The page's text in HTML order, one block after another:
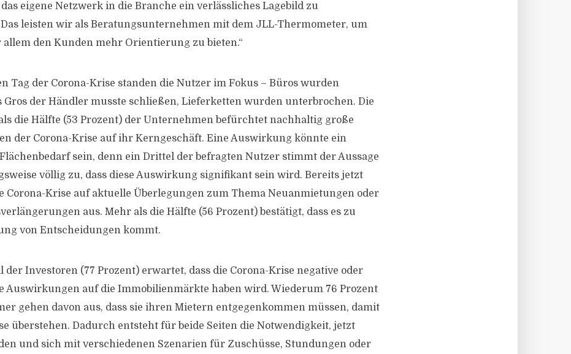
das eigene Netzwerk in die Branche ein verlässliches Lagebild zu
leisten wir als Beratungsunternehmen mit dem JLL-Thermometer, um
allem den Kunden mehr Orientierung zu bieten.“
Tag der Corona-Krise standen die Nutzer im Fokus – Büros wurden
Gros der Händler musste schließen, Lieferketten wurden unterbrochen. Die
die Hälfte (53 Prozent) der Unternehmen befürchtet nachhaltig große
der Corona-Krise auf ihr Kerngeschäft. Eine Auswirkung könnte ein
sein, denn ein Drittel der befragten Nutzer stimmt der Aussage
völlig zu, dass diese Auswirkung signifikant sein wird. Bereits jetzt
Corona-Krise auf aktuelle Überlegungen zum Thema Neuanmietungen oder
aus. Mehr als die Hälfte (56 Prozent) bestätigt, dass es zu
von Entscheidungen kommt.
der Investoren (77 Prozent) erwartet, dass die Corona-Krise negative oder
Auswirkungen auf die Immobilienmärkte haben wird. Wiederum 76 Prozent
gehen davon aus, dass sie ihren Mietern entgegenkommen müssen, damit
überstehen. Dadurch entsteht für beide Seiten die Notwendigkeit, jetzt
und sich mit verschiedenen Szenarien für Zuschüsse, Stundungen oder